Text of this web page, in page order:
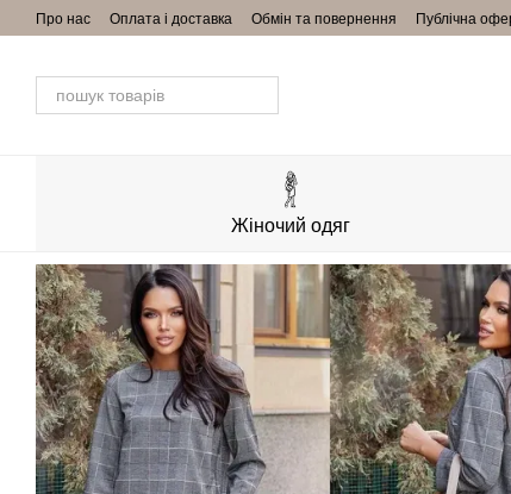
Перейти до основного контенту
Про нас Оплата і доставка Обмін та повернення Публічна
Жіночий одяг